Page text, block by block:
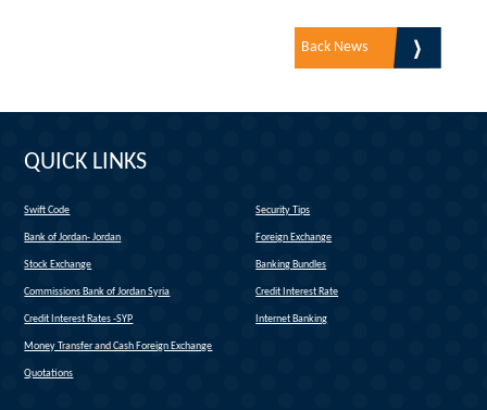
Back News
QUICK LINKS
Swift Code Security Tips
Bank of Jordan- Jordan Foreign Exchange
Stock Exchange Banking Bundles
Commissions Bank of Jordan Syria Credit Interest Rate
Credit Interest Rates -SYP Internet Banking
Money Transfer and Cash Foreign Exchange
Quotations